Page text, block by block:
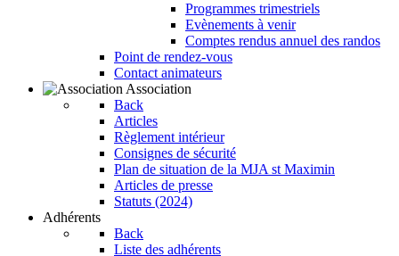
Programmes trimestriels
Evènements à venir
Comptes rendus annuel des randos
Point de rendez-vous
Contact animateurs
Association
Back
Articles
Règlement intérieur
Consignes de sécurité
Plan de situation de la MJA st Maximin
Articles de presse
Statuts (2024)
Adhérents
Back
Liste des adhérents